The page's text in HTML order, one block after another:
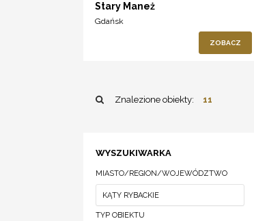
Stary Maneż
Gdańsk
ZOBACZ
Znalezione obiekty: 11
WYSZUKIWARKA
MIASTO/REGION/WOJEWÓDZTWO
TYP OBIEKTU